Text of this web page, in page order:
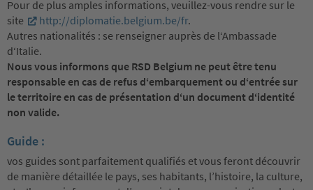
Pour de plus amples informations, veuillez-vous rendre sur le
site
http://diplomatie.belgium.be/fr.
Autres nationalités : se renseigner auprès de l‘Ambassade
d‘Italie.
Nous vous informons que RSD Belgium ne peut être tenu
responsable en cas de refus d‘embarquement ou d‘entrée sur
le territoire en cas de présentation d‘un document d‘identité
non valide.
Guide :
vos guides sont parfaitement qualifiés et vous feront découvrir
de manière détaillée le pays, ses habitants, l’histoire, la culture,